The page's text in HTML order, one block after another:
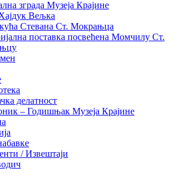
зграда Музеја Крајине
Вељка
Стевана Ст. Мокрањца
поставка посвећена Момчилу Ст.
делатност
– Годишњак Музеја Крајине
/ Извештаји